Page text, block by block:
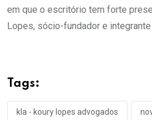
em que o escritório tem forte
Lopes, sócio-fundador e
Tags:
kla - koury lopes advogados